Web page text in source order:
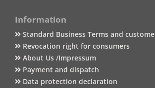
Information
Standard Business Terms and
Revocation right for consumers
About Us /Impressum
Payment and dispatch
Data protection declaration